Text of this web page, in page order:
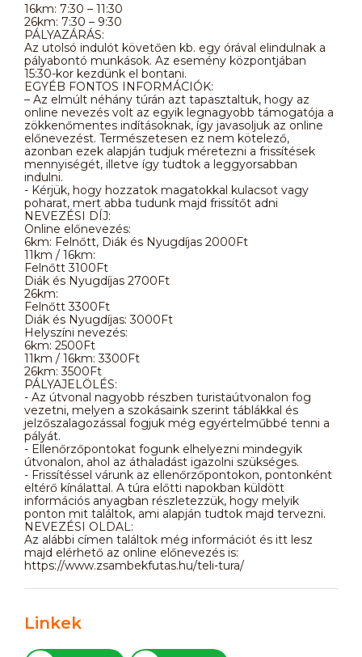
16km: 7:30 – 11:30
26km: 7:30 – 9:30
PÁLYAZÁRÁS:
Az utolsó indulót követően kb. egy órával elindulnak a
pályabontó munkások. Az esemény központjában
15:30-kor kezdünk el bontani.
EGYÉB FONTOS INFORMÁCIÓK:
– Az elmúlt néhány túrán azt tapasztaltuk, hogy az
online nevezés volt az egyik legnagyobb támogatója a
zökkenőmentes indításoknak, így javasoljuk az online
előnevezést. Természetesen ez nem kötelező,
azonban ezek alapján tudjuk méretezni a frissítések
mennyiségét, illetve így tudtok a leggyorsabban
indulni.
- Kérjük, hogy hozzatok magatokkal kulacsot vagy
poharat, mert abba tudunk majd frissítőt adni
NEVEZÉSI DÍJ:
Online előnevezés:
6km: Felnőtt, Diák és Nyugdíjas 2000Ft
11km / 16km:
Felnőtt 3100Ft
Diák és Nyugdíjas 2700Ft
26km:
Felnőtt 3300Ft
Diák és Nyugdíjas: 3000Ft
Helyszíni nevezés:
6km: 2500Ft
11km / 16km: 3300Ft
26km: 3500Ft
PÁLYAJELÖLÉS:
- Az útvonal nagyobb részben turistaútvonalon fog
vezetni, melyen a szokásaink szerint táblákkal és
jelzőszalagozással fogjuk még egyértelműbbé tenni a
pályát.
- Ellenőrzőpontokat fogunk elhelyezni mindegyik
útvonalon, ahol az áthaladást igazolni szükséges.
- Frissítéssel várunk az ellenőrzőpontokon, pontonként
eltérő kínálattal. A túra előtti napokban küldött
információs anyagban részletezzük, hogy melyik
ponton mit találtok, ami alapján tudtok majd tervezni.
NEVEZÉSI OLDAL:
Az alábbi címen találtok még információt és itt lesz
majd elérhető az online előnevezés is:
https://www.zsambekfutas.hu/teli-tura/
Linkek